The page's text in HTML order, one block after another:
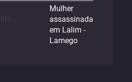
Mulher
assassinada
em Lalim -
Lamego